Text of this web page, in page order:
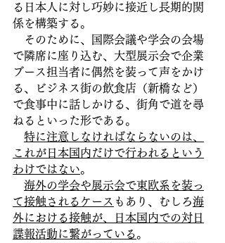
る日本人に対し巧妙に接近し長期的関
係を構築する。
そのために、国際会議や学会の会場
で隣席に座り込む、大型展示会で企業
ブース担当者に偶然を装って声をかけ
る、ビジネス街の飲食店（新橋など）
で食事中に話しかける、街角で道を尋
ねるといった形である。
特に注意しなければならないのは、
これが日本国内だけで行われるという
わけではない。
海外の学会や展示会で東欧系を装っ
て接触されるケース もあり、むしろ海
外における接触が、日本国内での対日
諜報活動に繋がっている。